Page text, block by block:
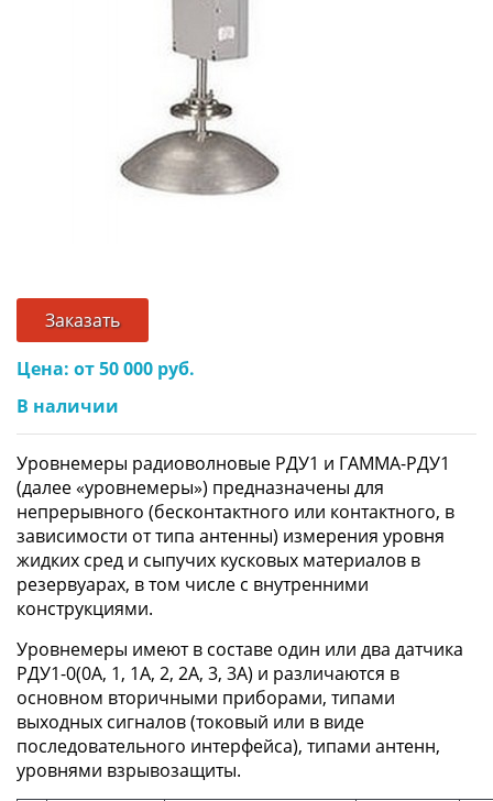
Заказать
Цена: от 50 000 руб.
В наличии
Уровнемеры радиоволновые РДУ1 и ГАММА-РДУ1
(далее «уровнемеры») предназначены для
непрерывного (бесконтактного или контактного, в
зависимости от типа антенны) измерения уровня
жидких сред и сыпучих кусковых материалов в
резервуарах, в том числе с внутренними
конструкциями.
Уровнемеры имеют в составе один или два датчика
РДУ1-0(0А, 1, 1А, 2, 2А, 3, 3А) и различаются в
основном вторичными приборами, типами
выходных сигналов (токовый или в виде
последовательного интерфейса), типами антенн,
уровнями взрывозащиты.